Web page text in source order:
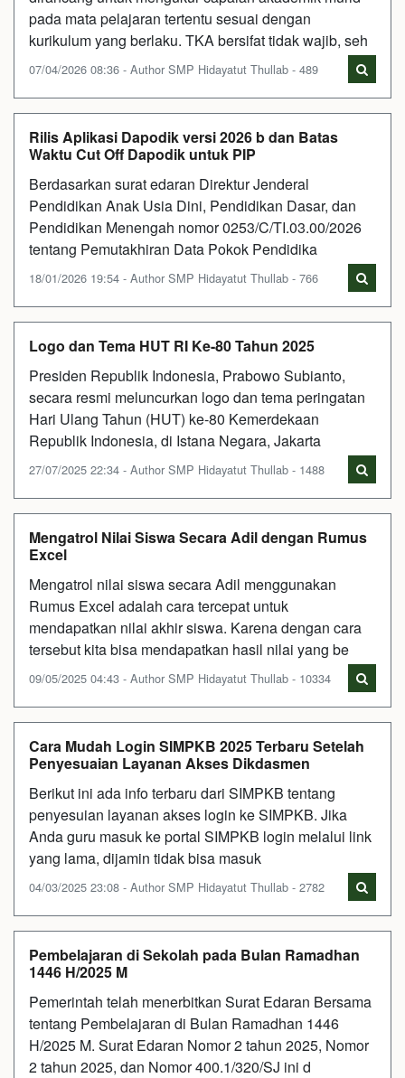
pada mata pelajaran tertentu sesuai dengan
kurikulum yang berlaku. TKA bersifat tidak wajib, seh
07/04/2026 08:36 - Author SMP Hidayatut Thullab - 489
Rilis Aplikasi Dapodik versi 2026 b dan Batas
Waktu Cut Off Dapodik untuk PIP
Berdasarkan surat edaran Direktur Jenderal
Pendidikan Anak Usia Dini, Pendidikan Dasar, dan
Pendidikan Menengah nomor 0253/C/TI.03.00/2026
tentang Pemutakhiran Data Pokok Pendidika
18/01/2026 19:54 - Author SMP Hidayatut Thullab - 766
Logo dan Tema HUT RI Ke-80 Tahun 2025
Presiden Republik Indonesia, Prabowo Subianto,
secara resmi meluncurkan logo dan tema peringatan
Hari Ulang Tahun (HUT) ke-80 Kemerdekaan
Republik Indonesia, di Istana Negara, Jakarta
27/07/2025 22:34 - Author SMP Hidayatut Thullab - 1488
Mengatrol Nilai Siswa Secara Adil dengan Rumus
Excel
Mengatrol nilai siswa secara Adil menggunakan
Rumus Excel adalah cara tercepat untuk
mendapatkan nilai akhir siswa. Karena dengan cara
tersebut kita bisa mendapatkan hasil nilai yang be
09/05/2025 04:43 - Author SMP Hidayatut Thullab - 10334
Cara Mudah Login SIMPKB 2025 Terbaru Setelah
Penyesuaian Layanan Akses Dikdasmen
Berikut ini ada info terbaru dari SIMPKB tentang
penyesuian layanan akses login ke SIMPKB. Jika
Anda guru masuk ke portal SIMPKB login melalui link
yang lama, dijamin tidak bisa masuk
04/03/2025 23:08 - Author SMP Hidayatut Thullab - 2782
Pembelajaran di Sekolah pada Bulan Ramadhan
1446 H/2025 M
Pemerintah telah menerbitkan Surat Edaran Bersama
tentang Pembelajaran di Bulan Ramadhan 1446
H/2025 M. Surat Edaran Nomor 2 tahun 2025, Nomor
2 tahun 2025, dan Nomor 400.1/320/SJ ini d